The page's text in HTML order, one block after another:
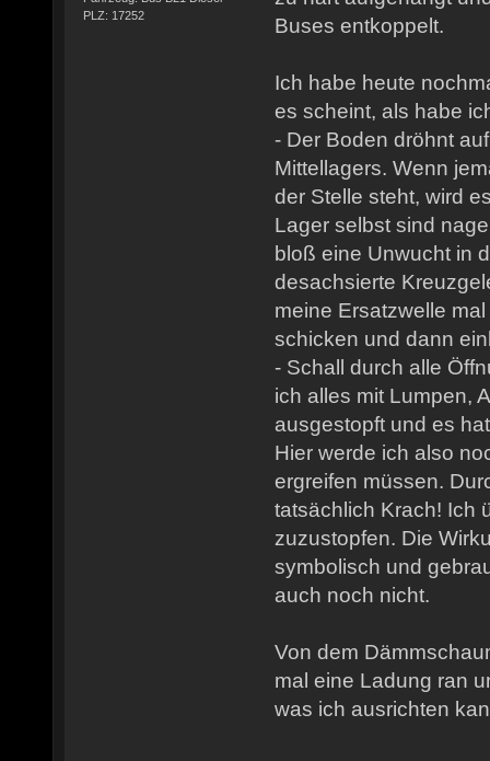
PLZ: 17252
Buses entkoppelt.
Ich habe heute
es scheint, als habe
- Der Boden dröhnt
Mittellagers. Wenn
der Stelle steht, wird
Lager selbst sind
bloß eine Unwucht in
desachsierte
meine Ersatzwelle
schicken und dann
- Schall durch alle
ich alles mit Lumpen,
ausgestopft und es
Hier werde ich also
ergreifen müssen.
tatsächlich Krach! Ich
zuzustopfen. Die
symbolisch und
auch noch nicht.
Von dem
mal eine Ladung ran
was ich ausrichten